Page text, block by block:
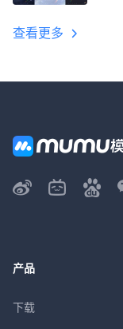
查看更多
产品
下载